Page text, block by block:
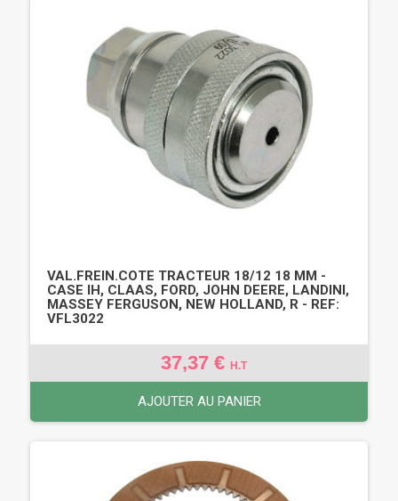
VAL.FREIN.COTE TRACTEUR 18/12 18 MM -
CASE IH, CLAAS, FORD, JOHN DEERE, LANDINI,
MASSEY FERGUSON, NEW HOLLAND, R - REF:
VFL3022
37,37 € H.T
AJOUTER AU PANIER